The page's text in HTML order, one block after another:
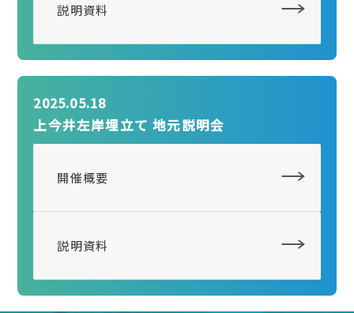
説明資料
2025.05.18
上今井左岸埋立て 地元説明会
開催概要
説明資料